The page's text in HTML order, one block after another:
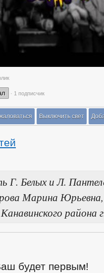
· 1 подписчик
Выключить свет
Г. Белых и Л.
Марина Юрьевна,
района
будет первым!